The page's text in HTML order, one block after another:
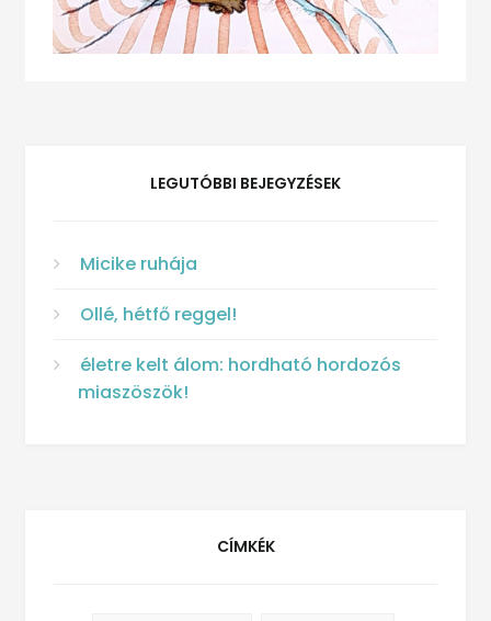
LEGUTÓBBI BEJEGYZÉSEK
Micike ruhája
Ollé, hétfő reggel!
életre kelt álom: hordható hordozós
miaszöszök!
CÍMKÉK